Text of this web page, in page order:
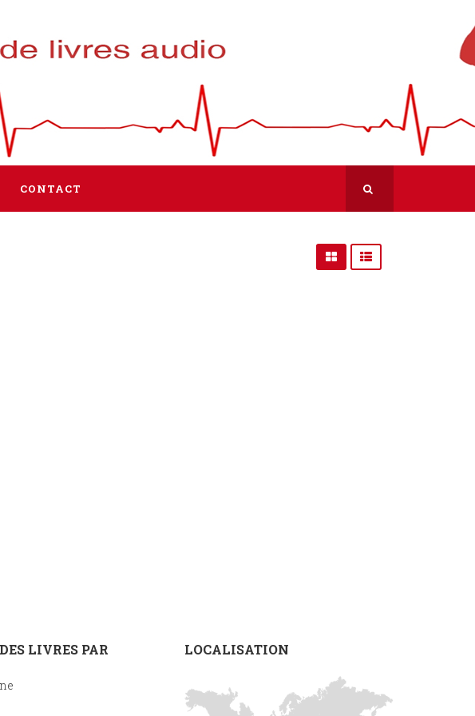
CONTACT
LIVRES PAR LOCALISATION